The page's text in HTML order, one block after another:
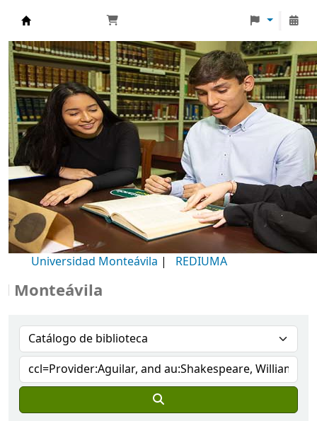
Biblioteca Universidad Monteávila
Universidad Monteávila | REDIUMA